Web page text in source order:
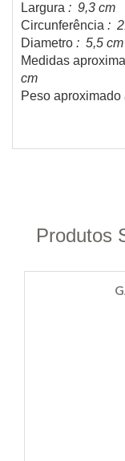
Largura : 9,3 cm
Circunferência :
Diametro : 5,5 cm
Medidas
cm
Peso aproximado
Produtos